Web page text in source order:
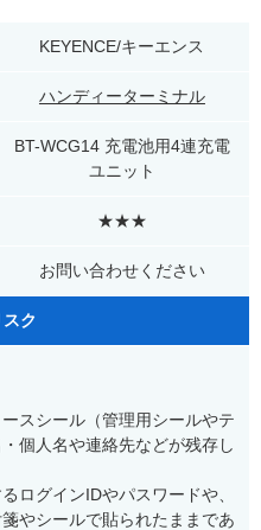
KEYENCE/キーエンス
ハンディーターミナル
BT-WCG14 充電池用4連充電
ユニット
★★★
お問い合わせください
ク
スシール（管理用シールやテ
個人名や連絡先などが残存し
ログインIDやパスワードや、
やシールで貼られたままであ